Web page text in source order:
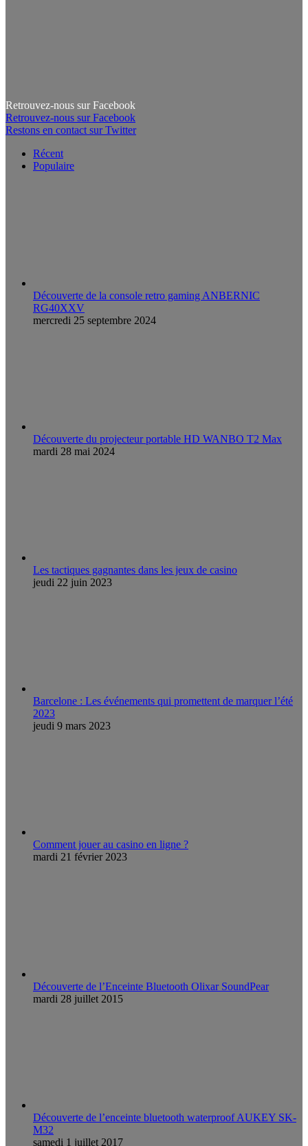
Retrouvez-nous sur Facebook
Retrouvez-nous sur Facebook
Restons en contact sur Twitter
Récent
Populaire
Découverte de la console retro gaming ANBERNIC
RG40XXV
mercredi 25 septembre 2024
Découverte du projecteur portable HD WANBO T2 Max
mardi 28 mai 2024
Les tactiques gagnantes dans les jeux de casino
jeudi 22 juin 2023
Barcelone : Les événements qui promettent de marquer l’été
2023
jeudi 9 mars 2023
Comment jouer au casino en ligne ?
mardi 21 février 2023
Découverte de l’Enceinte Bluetooth Olixar SoundPear
mardi 28 juillet 2015
Découverte de l’enceinte bluetooth waterproof AUKEY SK-
M32
samedi 1 juillet 2017